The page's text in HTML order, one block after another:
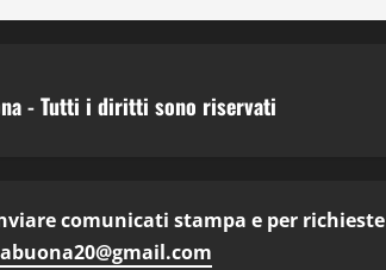
- Tutti i diritti sono riservati
comunicati stampa e per